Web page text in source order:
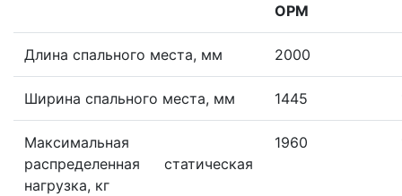
ОРМ
Длина спального места, мм 2000
Ширина спального места, мм 1445
Максимальная
распределенная статическая
нагрузка, кг
1960